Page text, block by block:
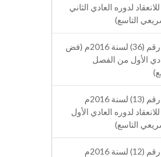
لدوره العادي الثاني
التاسع)
مرسوم أميري رقم (36) لسنة 2016م (فض
الأول من الفصل
مرسوم أميري رقم (13) لسنة 2016م
لدوره العادي الأول
التاسع)
مرسوم أميري رقم (12) لسنة 2016م